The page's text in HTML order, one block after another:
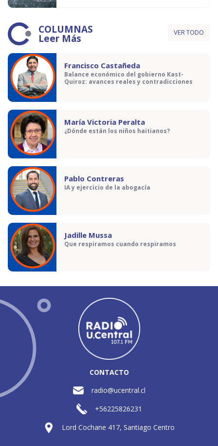
COLUMNAS
Leer Más VER TODO
Francisco Castañeda
Balance económico del gobierno Kast-
Quiroz: avances reales y contradicciones
María Victoria Peralta
¿Dónde están los niños haitianos?
Pablo Contreras
IA y ejercicio de la abogacía
Jadille Mussa
Que respiramos cuando respiramos
CONTACTO
radio@ucentral.cl
+56225826231
Lord Cochane 417, Santiago Centro